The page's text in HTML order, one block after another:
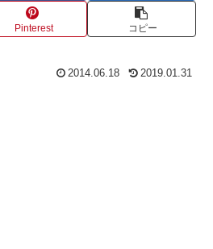
Pinterest コピー
2014.06.18 2019.01.31